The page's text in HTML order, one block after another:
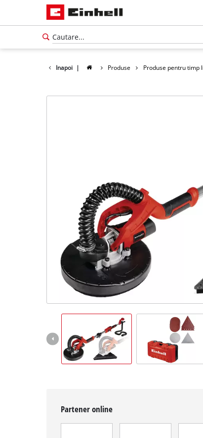
Inapoi | Produse Produse pentru timp
Partener online